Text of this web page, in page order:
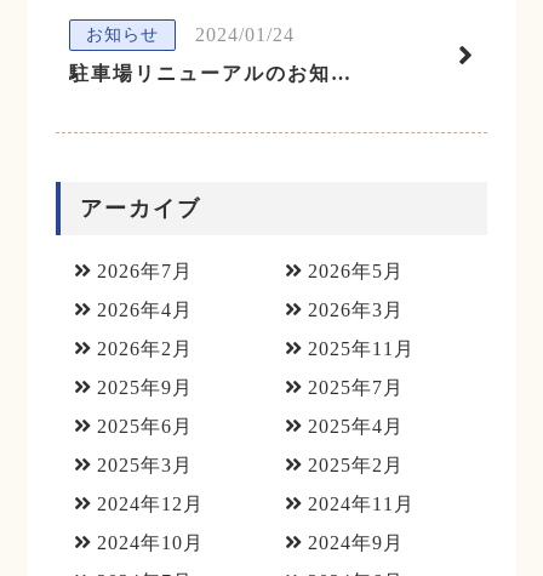
お知らせ
2024/01/24
駐車場リニューアルのお知らせ
アーカイブ
2026年7月
2026年5月
2026年4月
2026年3月
2026年2月
2025年11月
2025年9月
2025年7月
2025年6月
2025年4月
2025年3月
2025年2月
2024年12月
2024年11月
2024年10月
2024年9月